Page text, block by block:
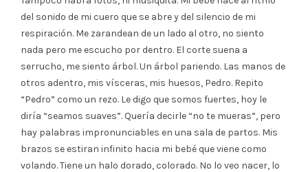
del sonido de mi cuero que se abre y del silencio de mi
respiración. Me zarandean de un lado al otro, no siento
nada pero me escucho por dentro. El corte suena a
serrucho, me siento árbol. Un árbol pariendo. Las manos de
otros adentro, mis vísceras, mis huesos, Pedro. Repito
“Pedro” como un rezo. Le digo que somos fuertes, hoy le
diría “seamos suaves”. Quería decirle “no te mueras”, pero
hay palabras impronunciables en una sala de partos. Mis
brazos se estiran infinito hacia mi bebé que viene como
volando. Tiene un halo dorado, colorado. No lo veo nacer, lo